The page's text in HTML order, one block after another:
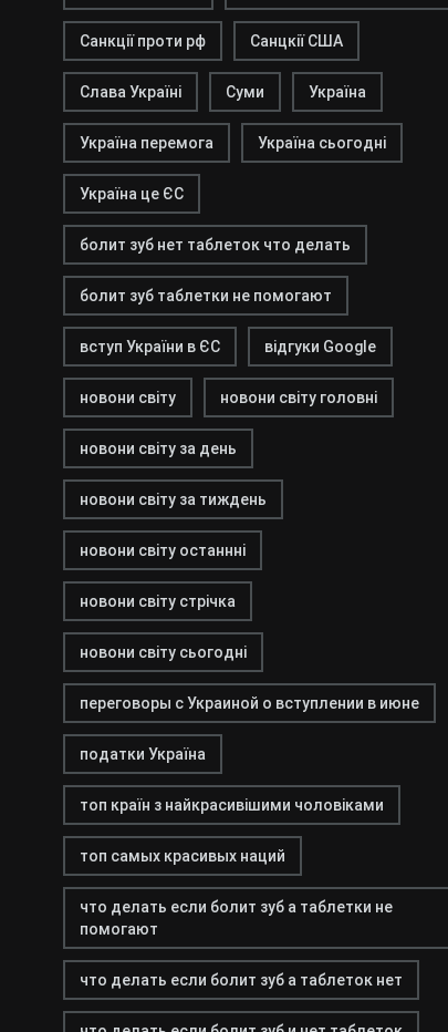
Санкції проти рф Санцкії США
Слава Україні Суми Україна
Україна перемога Україна сьогодні
Україна це ЄС
болит зуб нет таблеток что делать
болит зуб таблетки не помогают
вступ України в ЄС відгуки Google
новони світу новони світу головні
новони світу за день
новони світу за тиждень
новони світу останнні
новони світу стрічка
новони світу сьогодні
переговоры с Украиной о вступлении в июне
податки Україна
топ країн з найкрасивішими чоловіками
топ самых красивых наций
что делать если болит зуб а таблетки не
помогают
что делать если болит зуб а таблеток нет